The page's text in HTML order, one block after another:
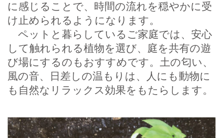
に感じることで、時間の流れを穏やかに受
け止められるようになります。
ペットと暮らしているご家庭では、安心
して触れられる植物を選び、庭を共有の遊
び場にするのもおすすめです。土の匂い、
風の音、日差しの温もりは、人にも動物に
も自然なリラックス効果をもたらします。